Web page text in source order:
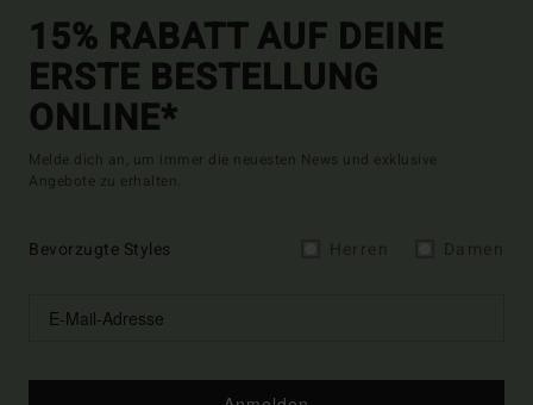
15% RABATT AUF DEINE
ERSTE BESTELLUNG
ONLINE*
Melde dich an, um immer die neuesten News und exklusive
Angebote zu erhalten.
Bevorzugte Styles